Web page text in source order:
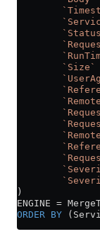
        `Size`
)
ENGINE =
ORDER BY